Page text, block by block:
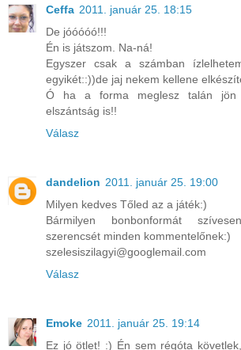
Ceffa 2011. január 25. 18:15
De jóóóóó!!!
Én is játszom. Na-ná!
Egyszer csak a számban
egyikét::))de jaj nekem kellene
Ó ha a forma meglesz talán jön
elszántság is!!
Válasz
dandelion 2011. január 25. 19:00
Milyen kedves Tőled az a játék:)
Bármilyen bonbonformát
szerencsét minden kommentelőnek:)
szelesiszilagyi@googlemail.com
Válasz
Emoke 2011. január 25. 19:14
Ez jó ötlet! :) Én sem régóta